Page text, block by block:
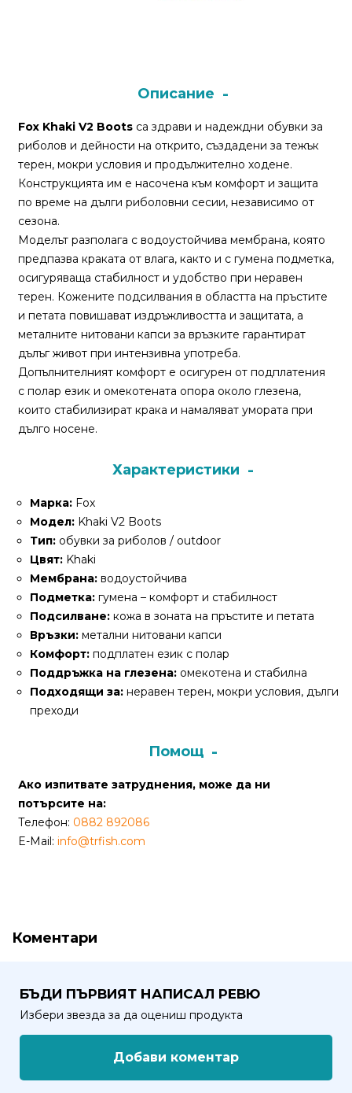
Плувки
за
риболов
Комплекти
за
риболов
Сонари
За
нас
Контакти
доставка
Връщане
и
рекламация
Условия
ползване
Политика
поверителност
използване
на
“бисквитки”
(Cookie)
2026
запазени.
Интернет
от
Описание
Fox Khaki V2 Boots са здрави и надеждни обувки за
риболов и дейности на открито, създадени за тежък
терен, мокри условия и продължително ходене.
Конструкцията им е насочена към комфорт и защита
по време на дълги риболовни сесии, независимо от
сезона.
Моделът разполага с водоустойчива мембрана, която
предпазва краката от влага, както и с гумена подметка,
осигуряваща стабилност и удобство при неравен
терен. Кожените подсилвания в областта на пръстите
и петата повишават издръжливостта и защитата, а
металните нитовани капси за връзките гарантират
дълъг живот при интензивна употреба.
Допълнителният комфорт е осигурен от подплатения
с полар език и омекотената опора около глезена,
които стабилизират крака и намаляват умората при
дълго носене.
Характеристики
Марка: Fox
Модел: Khaki V2 Boots
Тип: обувки за риболов / outdoor
Цвят: Khaki
Мембрана: водоустойчива
Подметка: гумена – комфорт и стабилност
Подсилване: кожа в зоната на пръстите и петата
Връзки: метални нитовани капси
Комфорт: подплатен език с полар
Поддръжка на глезена: омекотена и стабилна
Подходящи за: неравен терен, мокри условия, дълги
преходи
Помощ
Ако изпитвате затруднения, може да ни
потърсите на:
Телефон: 0882 892086
E-Mail: info@trfish.com
Коментари
БЪДИ ПЪРВИЯТ НАПИСАЛ РЕВЮ
Избери звезда за да оцениш продукта
Добави коментар